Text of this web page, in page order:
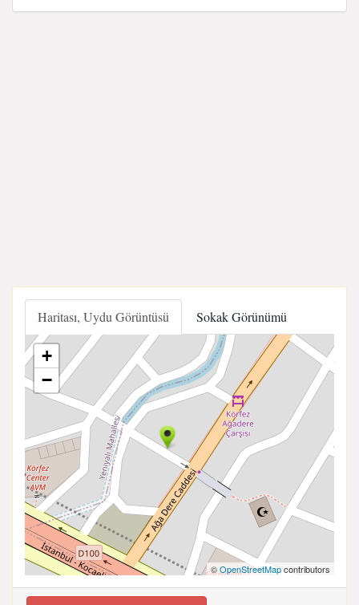
Haritası, Uydu Görüntüsü Sokak Görünümü
+
−
©OpenStreetMapcontributors